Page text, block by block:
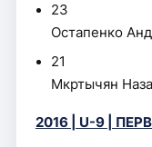
23
Остапенко
21
Мкртычян
2016 | U-9 |